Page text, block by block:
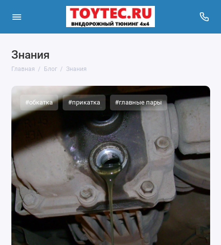
Знания
Главная Блог Знания
#обкатка #прикатка #главные пары